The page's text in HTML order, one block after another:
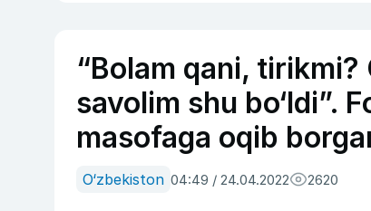
“Bolam qani,
savolim shu bo‘ldi”.
masofaga oqib
O‘zbekiston 04:49 / 24.04.2022 2620